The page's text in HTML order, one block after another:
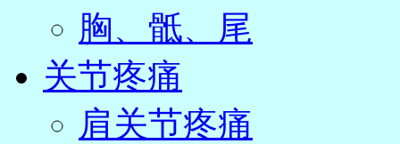
胸、骶、尾
关节疼痛
肩关节疼痛